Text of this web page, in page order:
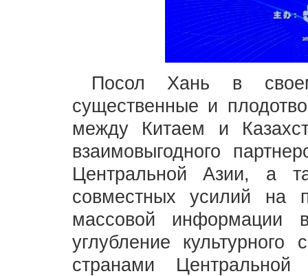
Посол Хань в
существенные и
между Китаем и
взаимовыгодного
Центральной Азии, а
совместных усилий на
массовой информации
углубление
странами